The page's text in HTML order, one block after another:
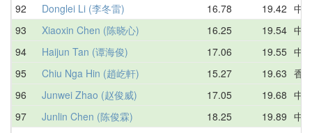
92
Donglei Li (李冬雷) 16.78 19.42 中
93
Xiaoxin Chen (陈晓心) 16.25 19.54 中
94
Haijun Tan (谭海俊) 17.06 19.55 中
95
Chiu Nga Hin (趙屹軒) 15.27 19.63 香
96
Junwei Zhao (赵俊威) 17.05 19.68 中
97
Junlin Chen (陈俊霖) 18.25 19.89 中